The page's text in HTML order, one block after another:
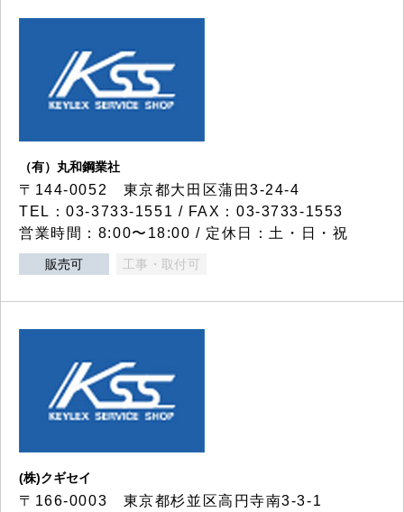
（有）丸和鋼業社
〒144-0052 東京都大田区蒲田3-24-4
TEL：03-3733-1551 / FAX：03-3733-1553
営業時間：8:00〜18:00 / 定休日：土・日・祝
販売可 工事・取付可
(株)クギセイ
〒166-0003 東京都杉並区高円寺南3-3-1